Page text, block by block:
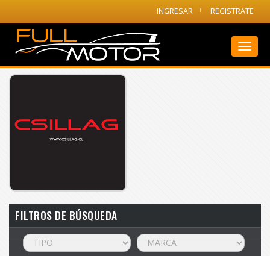
INGRESAR REGISTRATE
FILTROS DE BÚSQUEDA